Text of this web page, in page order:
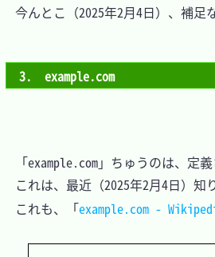
今んとこ（2025年2月4日）、補足
3.　example.com
「example.com」ちゅうのは、定義
これは、最近（2025年2月4日）知
これも、「example.com -